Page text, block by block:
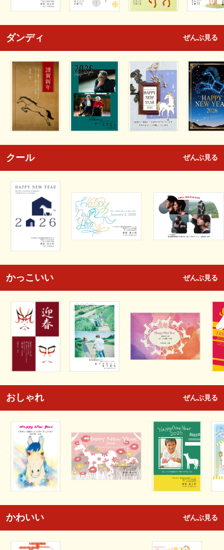
ダンディ ぜんぶ見る
クール ぜんぶ見る
かっこいい ぜんぶ見る
おしゃれ ぜんぶ見る
かわいい ぜんぶ見る